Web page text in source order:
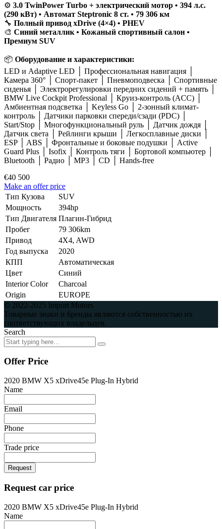
⚙️ 3.0 TwinPower Turbo + электрический мотор • 394 л.с.
(290 кВт) • Автомат Steptronic 8 ст. • 79 306 км
🔧 Полный привод xDrive (4×4) • PHEV
🎨 Синий металлик • Кожаный спортивный салон •
Премиум SUV
📦 Оборудование и характеристики:
LED и Adaptive LED │ Профессиональная навигация │
Камера 360° │ Спорт-пакет │ Пневмоподвеска │ Спортивные
сиденья │ Электрорегулировки передних сидений + память │
BMW Live Cockpit Professional │ Круиз-контроль (ACC) │
Амбиентная подсветка │ Keyless Go │ 2-зонный климат-
контроль │ Датчики парковки спереди/сзади (PDC) │
Start/Stop │ Многофункциональный руль │ Датчик дождя │
Датчик света │ Рейлинги крыши │ Легкосплавные диски │
ESP │ ABS │ Фронтальные и боковые подушки │ Active
Guard Plus │ Isofix │ Контроль тяги │ Бортовой компьютер │
Bluetooth │ Радио │ MP3 │ CD │ Hands-free
€40 500
Make an offer price
Тип Кузова
SUV
Мощность
394hp
Тип Двигателя Плагин-Гибрид
Пробег
79 306km
Привод
4X4, AWD
Год выпуска
2020
КПП
Автоматическая
Цвет
Синий
Interior Color
Charcoal
Origin
EUROPE
© 2022-2025 Import Motors
Товарные знаки и бренды являются собственностью их
соответствующих владельцев.
Search
Offer Price
2020 BMW X5 xDrive45e Plug-In Hybrid
Name
Email
Phone
Trade price
Request
Request car price
2020 BMW X5 xDrive45e Plug-In Hybrid
Name